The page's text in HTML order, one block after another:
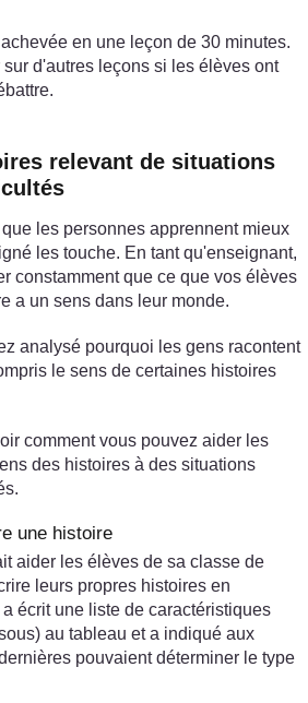
en une leçon de 30 minutes.
d'autres leçons si les élèves ont
relevant de situations
les personnes apprennent mieux
les touche. En tant qu'enseignant,
constamment que ce que vos élèves
a un sens dans leur monde.
analysé pourquoi les gens racontent
le sens de certaines histoires
comment vous pouvez aider les
des histoires à des situations
une histoire
aider les élèves de sa classe de
leurs propres histoires en
écrit une liste de caractéristiques
au tableau et a indiqué aux
pouvaient déterminer le type